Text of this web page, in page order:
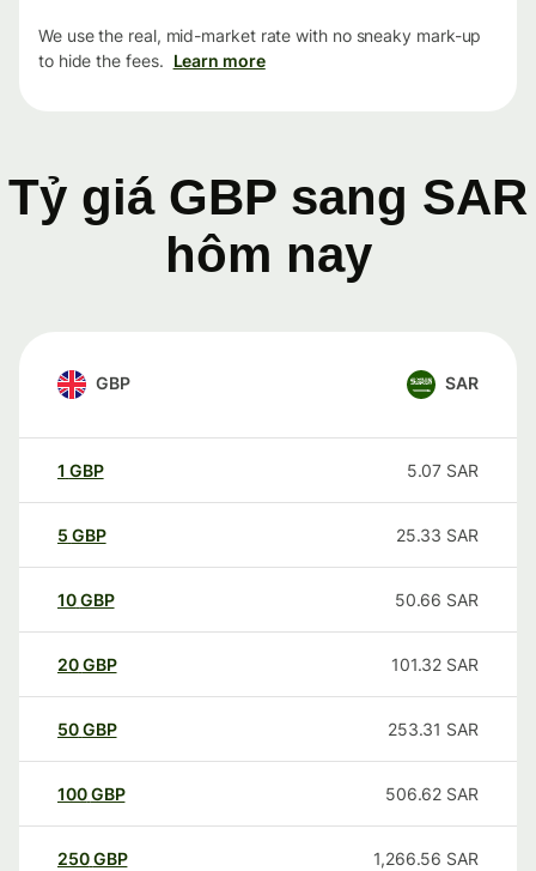
We use the real, mid-market rate with no sneaky mark-up
to hide the fees. Learn more
Tỷ giá GBP sang SAR
hôm nay
GBP SAR
1 GBP 5.07 SAR
5 GBP 25.33 SAR
10GBP 50.66 SAR
20GBP 101.32 SAR
50GBP 253.31 SAR
100GBP 506.62 SAR
250GBP 1,266.56 SAR